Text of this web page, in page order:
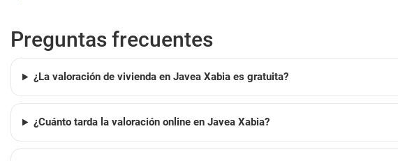
Preguntas frecuentes
¿La valoración de vivienda en Javea Xabia es gratuita?
¿Cuánto tarda la valoración online en Javea Xabia?